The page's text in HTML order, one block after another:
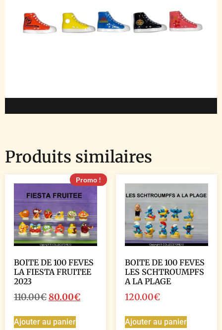
Produits similaires
Promo !
BOITE DE 100 FEVES
LA FIESTA FRUITEE
2023
110.00€80.00€
Ajouter au panier
BOITE DE 100 FEVES
LES SCHTROUMPFS
A LA PLAGE
120.00€
Ajouter au panier